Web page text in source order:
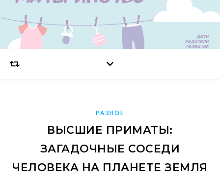
РАЗНОЕ
ВЫСШИЕ ПРИМАТЫ:
ЗАГАДОЧНЫЕ СОСЕДИ
ЧЕЛОВЕКА НА ПЛАНЕТЕ ЗЕМЛЯ